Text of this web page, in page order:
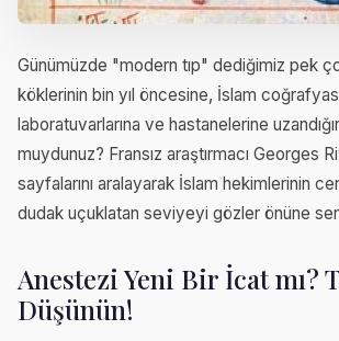
Günümüzde "modern tıp" dediğimiz pek
köklerinin bin yıl öncesine, İslam
laboratuvarlarına ve hastanelerine
muydunuz? Fransız araştırmacı Georges
sayfalarını aralayarak İslam hekimlerinin
dudak uçuklatan seviyeyi gözler önüne
Anestezi Yeni Bir İcat mı?
Düşünün!